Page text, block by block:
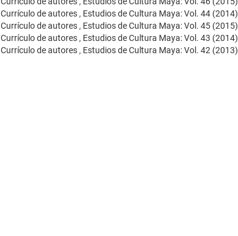
Currículo de autores , Estudios de Cultura Maya: Vol. 44 (2014)
Currículo de autores , Estudios de Cultura Maya: Vol. 45 (2015)
Currículo de autores , Estudios de Cultura Maya: Vol. 43 (2014)
Currículo de autores , Estudios de Cultura Maya: Vol. 42 (2013)